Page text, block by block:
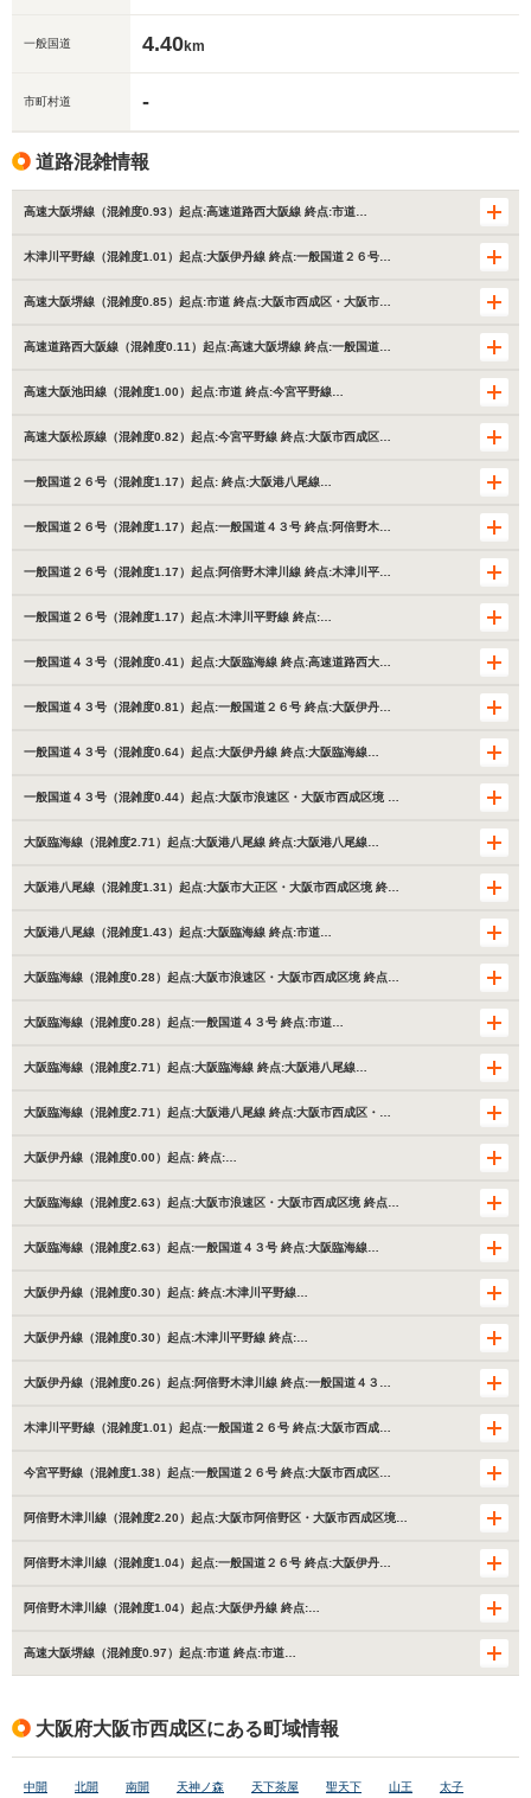
一般国道 4.40km
市町村道 -
道路混雑情報
高速大阪堺線（混雑度0.93）起点:高速道路西大阪線 終点:市道…
木津川平野線（混雑度1.01）起点:大阪伊丹線 終点:一般国道２６号…
高速大阪堺線（混雑度0.85）起点:市道 終点:大阪市西成区・大阪市…
高速道路西大阪線（混雑度0.11）起点:高速大阪堺線 終点:一般国道…
高速大阪池田線（混雑度1.00）起点:市道 終点:今宮平野線…
高速大阪松原線（混雑度0.82）起点:今宮平野線 終点:大阪市西成区…
一般国道２６号（混雑度1.17）起点: 終点:大阪港八尾線…
一般国道２６号（混雑度1.17）起点:一般国道４３号 終点:阿倍野木…
一般国道２６号（混雑度1.17）起点:阿倍野木津川線 終点:木津川平…
一般国道２６号（混雑度1.17）起点:木津川平野線 終点:…
一般国道４３号（混雑度0.41）起点:大阪臨海線 終点:高速道路西大…
一般国道４３号（混雑度0.81）起点:一般国道２６号 終点:大阪伊丹…
一般国道４３号（混雑度0.64）起点:大阪伊丹線 終点:大阪臨海線…
一般国道４３号（混雑度0.44）起点:大阪市浪速区・大阪市西成区境 …
大阪臨海線（混雑度2.71）起点:大阪港八尾線 終点:大阪港八尾線…
大阪港八尾線（混雑度1.31）起点:大阪市大正区・大阪市西成区境 終…
大阪港八尾線（混雑度1.43）起点:大阪臨海線 終点:市道…
大阪臨海線（混雑度0.28）起点:大阪市浪速区・大阪市西成区境 終点…
大阪臨海線（混雑度0.28）起点:一般国道４３号 終点:市道…
大阪臨海線（混雑度2.71）起点:大阪臨海線 終点:大阪港八尾線…
大阪臨海線（混雑度2.71）起点:大阪港八尾線 終点:大阪市西成区・…
大阪伊丹線（混雑度0.00）起点: 終点:…
大阪臨海線（混雑度2.63）起点:大阪市浪速区・大阪市西成区境 終点…
大阪臨海線（混雑度2.63）起点:一般国道４３号 終点:大阪臨海線…
大阪伊丹線（混雑度0.30）起点: 終点:木津川平野線…
大阪伊丹線（混雑度0.30）起点:木津川平野線 終点:…
大阪伊丹線（混雑度0.26）起点:阿倍野木津川線 終点:一般国道４３…
木津川平野線（混雑度1.01）起点:一般国道２６号 終点:大阪市西成…
今宮平野線（混雑度1.38）起点:一般国道２６号 終点:大阪市西成区…
阿倍野木津川線（混雑度2.20）起点:大阪市阿倍野区・大阪市西成区境…
阿倍野木津川線（混雑度1.04）起点:一般国道２６号 終点:大阪伊丹…
阿倍野木津川線（混雑度1.04）起点:大阪伊丹線 終点:…
高速大阪堺線（混雑度0.97）起点:市道 終点:市道…
大阪府大阪市西成区にある町域情報
中開 北開 南開 天神ノ森 天下茶屋 聖天下 山王 太子